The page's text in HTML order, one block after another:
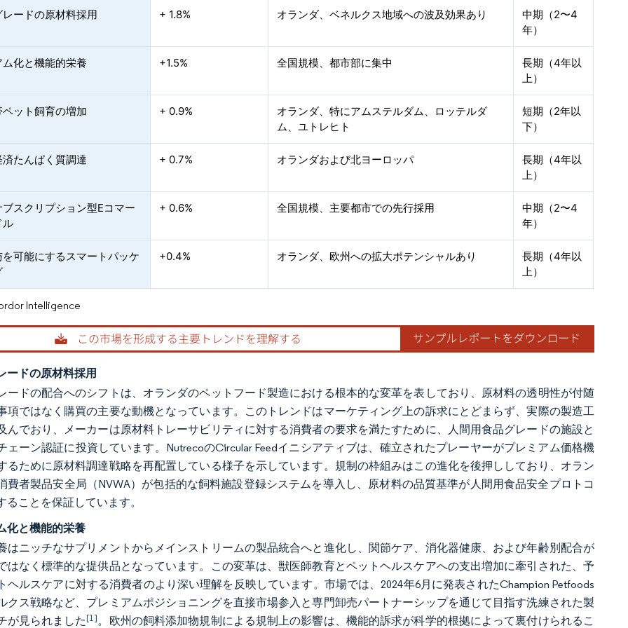
ードの原材料採用 + 1.8% オランダ、ベネルクス地域への波及効果あり
中期（2〜4
年）
化と機能的栄養 +1.5% 全国規模、都市部に集中
長期（4年以
上）
ット飼育の増加 + 0.9%
オランダ、特にアムステルダム、ロッテルダ
ム、ユトレヒト
短期（2年以
下）
たんぱく質調達 + 0.7% オランダおよび北ヨーロッパ
長期（4年以
上）
スクリプション型Eコマー
ル
+ 0.6% 全国規模、主要都市での先行採用
中期（2〜4
年）
可能にするスマートパッケ
+0.4% オランダ、欧州への拡大ポテンシャルあり
長期（4年以
上）
Intelligence
ードの原材料採用
ードの配合へのシフトは、オランダのペットフード製造における根本的な変革を表しており、原材料の透明性が付随
項ではなく購買の主要な動機となっています。このトレンドはマーケティング上の訴求にとどまらず、実際の製造工
んでおり、メーカーは原材料トレーサビリティに対する消費者の要求を満たすために、人間用食品グレードの施設と
ェーン認証に投資しています。NutrecoのCircular Feedイニシアティブは、確立されたプレーヤーがプレミアム価格機
るために原材料調達戦略を再配置している様子を示しています。規制の枠組みはこの進化を後押ししており、オラン
費者製品安全局（NVWA）が包括的な飼料施設登録システムを導入し、原材料の品質基準が人間用食品安全プロトコ
ることを保証しています。
化と機能的栄養
はニッチなサプリメントからメインストリームの製品統合へと進化し、関節ケア、消化器健康、および年齢別配合が
はなく標準的な提供品となっています。この変革は、獣医師教育とペットヘルスケアへの支出増加に牽引された、予
ヘルスケアに対する消費者のより深い理解を反映しています。市場では、2024年6月に発表されたChampion Petfoods
クス戦略など、プレミアムポジショニングを直接市場参入と専門卸売パートナーシップを通じて目指す洗練された製
が見られました[1]。欧州の飼料添加物規制による規制上の影響は、機能的訴求が科学的根拠によって裏付けられるこ